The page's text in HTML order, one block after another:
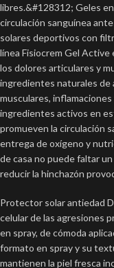
libres.&#128312; Geles
circulación sanguínea
solares deportivos con
línea Fisiocrem Gel Active
los dolores articulares y
ingredientes naturales de
musculares,
ingredientes activos en
promueven la circulación
entrega de oxígeno y
de casa no puede faltar
reducir la hinchazón
Protector solar antiedad
celular de las agresiones
en spray, de cómoda
formato en spray y su
mantienen la piel fresca